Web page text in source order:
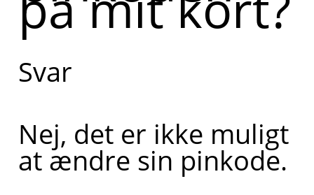
Svar
Nej, det er ikke muligt
at ændre sin pinkode.